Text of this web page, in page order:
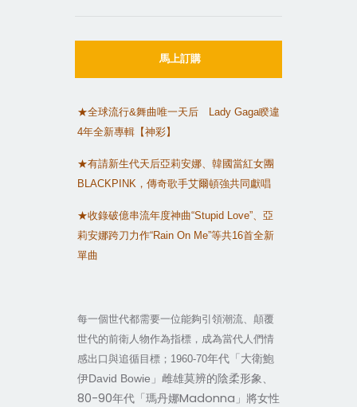
馬上訂購
★全球流行&舞曲唯一天后 Lady Gaga睽違
4年全新專輯【神彩】
★有請新生代天后亞莉安娜、韓國當紅女團
BLACKPINK，傳奇歌手艾爾頓強共同獻唱
★收錄破億串流年度神曲“Stupid Love”、亞
莉安娜跨刀力作“Rain On Me”等共16首全新
單曲
每一個世代都需要一位能夠引領潮流、顛覆
世代的前衛人物作為指標，成為當代人們情
感出口與追循目標；1960-70年代「大衛鮑
伊David Bowie」雌雄莫辨的陰柔形象、
80-90年代「瑪丹娜Madonna」將女性